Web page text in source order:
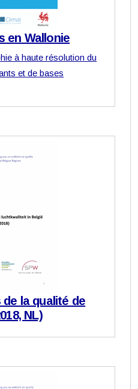
en Wallonie
à haute résolution du
et de bases
la qualité de
NL)